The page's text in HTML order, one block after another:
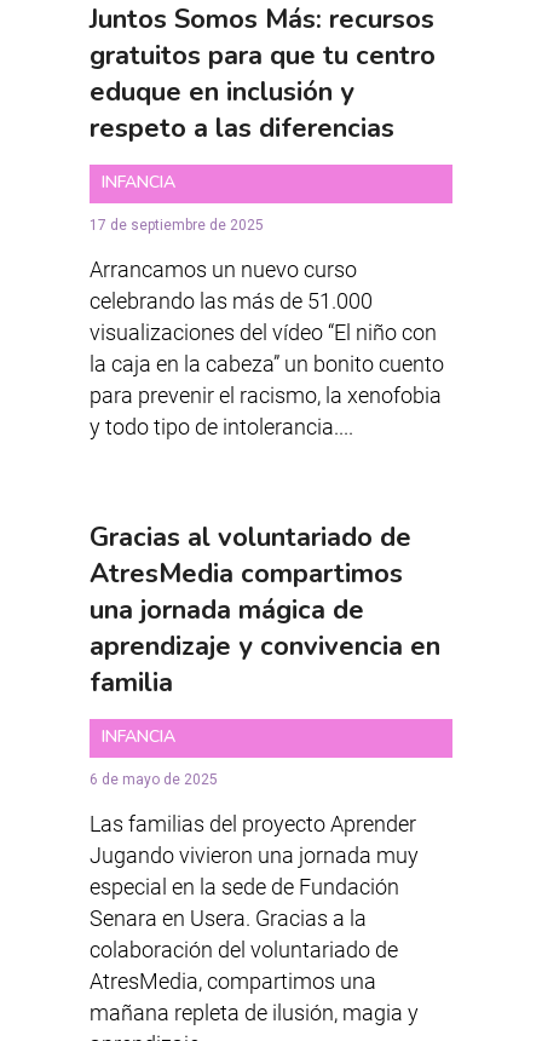
Juntos Somos Más: recursos
gratuitos para que tu centro
eduque en inclusión y
respeto a las diferencias
INFANCIA
17 de septiembre de 2025
Arrancamos un nuevo curso
celebrando las más de 51.000
visualizaciones del vídeo “El niño con
la caja en la cabeza” un bonito cuento
para prevenir el racismo, la xenofobia
y todo tipo de intolerancia....
Gracias al voluntariado de
AtresMedia compartimos
una jornada mágica de
aprendizaje y convivencia en
familia
INFANCIA
6 de mayo de 2025
Las familias del proyecto Aprender
Jugando vivieron una jornada muy
especial en la sede de Fundación
Senara en Usera. Gracias a la
colaboración del voluntariado de
AtresMedia, compartimos una
mañana repleta de ilusión, magia y